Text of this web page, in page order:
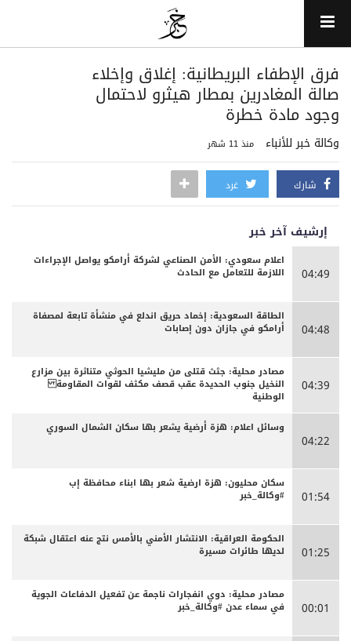
فرق الإطفاء البريطانية: إغلاق وإخلاء
صالة المغادرين بمطار هيثرو لاحتمال
وجود مادة خطرة
وكالة خبر للأنباء منذ 11 شهر
شارك غرد
إرشيف آخر خبر
04:49
اعلام سعودي: الأمن الصناعي لشركة أرامكو يواصل الإجراءات
اللازمة للتعامل مع الحادث
04:48
الطاقة السعودية: إخماد حريق اندلع في منشأة تابعة لمصفاة
أرامكو في جازان دون إصابات
04:39
مصادر محلية: جثث قتلى من مليشيا الحوثي متناثرة بين مزارع
النخيل جنوب الحديدة عقب قصف مكثف لقوات المقاومة
الوطنية
04:22
وسائل اعلام: هزة أرضية يشعر بها سكان الشمال السوري
01:54
سكان محليون: هزة ارضية شعر بها ابناء محافظة إب
#وكالة_خبر
01:25
الحكومة العراقية: الانتشار الأمني بالأمس نتج عنه اعتقال شبكة
لديها طائرات مسيرة
00:01
مصادر محلية: دوي انفجارات ناجمة عن تفعيل الدفاعات الجوية
في سماء عدن #وكالة_خبر